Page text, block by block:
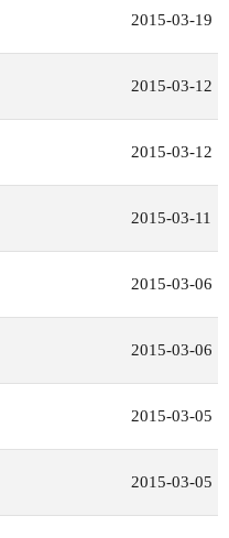
2015-03-19
2015-03-12
2015-03-12
2015-03-11
2015-03-06
2015-03-06
2015-03-05
2015-03-05